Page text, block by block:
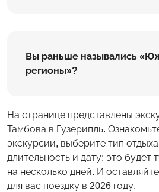
Вы раньше назывались
регионы»?
На странице представлены
Тамбова в Гузерипль.
экскурсии, выберите тип
длительность и дату: это будет
на несколько дней. И
для вас поездку в 2026 году.